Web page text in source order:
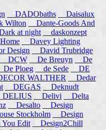
DADObaths
Daisalux
Wilton
Dante-Goods And
at night
daskonzept
Davey Lighting
Design
David Trubridge
DCW De Breuyn
De
De Ploeg de Sede
DE
WALTHER
Dedar
DEGAS
Deknudt
Delivi
Delta
Desalto
Design
Stockholm
Design
Edit
Design2Chill